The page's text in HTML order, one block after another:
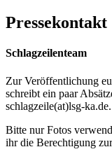
Pressekontakt
Schlagzeilenteam
Zur Veröffentlichung
schreibt ein paar
schlagzeile(at)lsg-ka.de.
Bitte nur Fotos
ihr die Berechtigung